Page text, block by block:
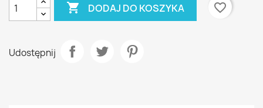
 DODAJ DO KOSZYKA favorite_border
Udostępnij